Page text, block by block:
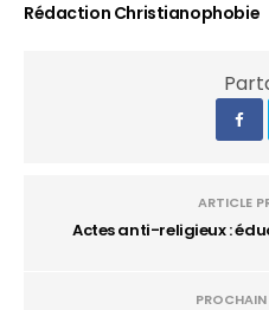
Rédaction Christianophobie
ARTICLE
Actes anti-religieux :